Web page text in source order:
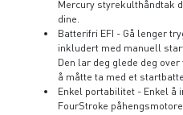
Mercury styrekulthåndtak
dine.
Batterifri EFI - Gå lenger
inkludert med manuell
Den lar deg glede deg
å måtte ta med et
Enkel portabilitet - Enkel å
FourStroke